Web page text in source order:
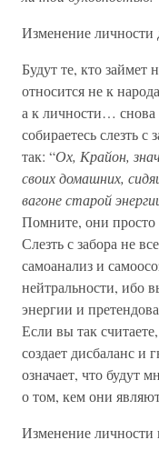
Изменение личности
Будут те, кто
относится не к
а к личности… снова
собираетесь слезть
так: “Ох, Крайон,
своих домашних,
вагоне старой
Помните, они
Слезть с забора не
самоанализ и
нейтральности, ибо
энергии и
Если вы так
создает дисбаланс
означает, что будут
о том, кем они
Изменение личности